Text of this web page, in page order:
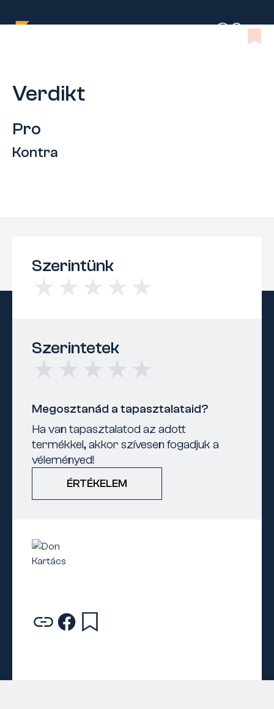
Verdikt
Pro
Kontra
Szerintünk
Szerintetek
Megosztanád a tapasztalataid?
Ha van tapasztalatod az adott
termékkel, akkor szívesen fogadjuk a
véleményed!
ÉRTÉKELEM